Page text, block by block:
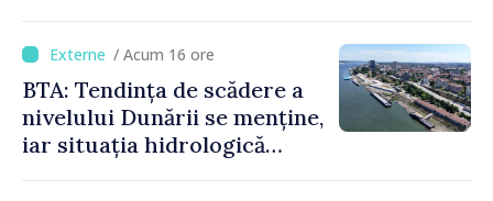
/ Acum 16 ore
BTA: Tendința de scădere a
nivelului Dunării se menține,
iar situația hidrologică